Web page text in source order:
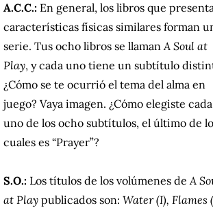
A.C.C.: En general, los libros que
características físicas similares forman
serie. Tus ocho libros se llamanA Soul at
Play, y cada uno tiene un subtítulo
¿Cómo se te ocurrió el tema del alma en
juego? Vaya imagen. ¿Cómo elegiste cada
uno de los ocho subtítulos, el último de
cuales es “Prayer”?
S.O.: Los títulos de los volúmenes deA
at Play publicados son: Water (I), Flames